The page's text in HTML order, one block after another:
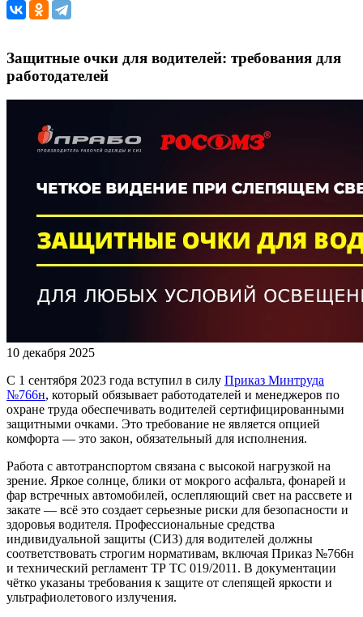
Защитные очки для водителей: требования для
работодателей
10 декабря 2025
С 1 сентября 2023 года вступил в силу Приказ Минтруда
№766н, который обязывает работодателей и менеджеров по
охране труда обеспечивать водителей сертифицированными
защитными очками. Это требование не является опцией
комфорта — это закон, обязательный для исполнения.
Работа с автотранспортом связана с высокой нагрузкой на
зрение. Яркое солнце, блики от мокрого асфальта, фонарей и
фар встречных автомобилей, ослепляющий свет на рассвете и
закате — всё это создает серьезные риски для безопасности и
здоровья водителя. Профессиональные средства
индивидуальной защиты (СИЗ) для водителей должны
соответствовать строгим нормативам, включая Приказ №766н
и технический регламент ТР ТС 019/2011. В документации
чётко указаны требования к защите от слепящей яркости и
ультрафиолетового излучения.